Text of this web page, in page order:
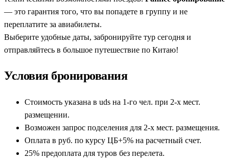
— это гарантия того, что вы попадете в группу и не
переплатите за авиабилеты.
Выберите удобные даты, забронируйте тур сегодня и
отправляйтесь в большое путешествие по Китаю!
Условия бронирования
Стоимость указана в uds на 1-го чел. при 2-х мест.
размещении.
Возможен запрос подселения для 2-х мест. размещения.
Оплата в руб. по курсу ЦБ+5% на расчетный счет.
25% предоплата для туров без перелета.